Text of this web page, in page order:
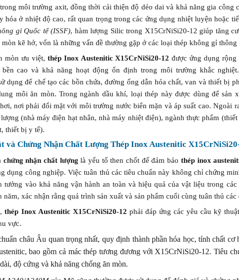
môi trường axit, đồng thời cải thiện độ dẻo dai và khả năng gia công
hóa ở nhiệt độ cao, rất quan trọng trong các ứng dụng nhiệt luyện hoặc
gỉ Quốc tế (ISSF), hàm lượng Silic trong X15CrNiSi20-12 giúp tăng
kẽ hở, vốn là những vấn đề thường gặp ở các loại thép không gỉ thông
mòn ưu việt, thép Inox Austenitic X15CrNiSi20-12 được ứng dụng rộng
cao và khả năng hoạt động ổn định trong môi trường khắc
dụng để chế tạo các bồn chứa, đường ống dẫn hóa chất, van và thiết bị
môi ăn mòn. Trong ngành dầu khí, loại thép này được dùng để sản
nơi phải đối mặt với môi trường nước biển mặn và áp suất cao. Ngoài
(nhà máy điện hạt nhân, nhà máy nhiệt điện), ngành thực phẩm
thiết bị y tế).
và Chứng Nhận Chất Lượng Thép Inox Austenitic
chứng nhận chất lượng là yếu tố then chốt để đảm bảo thép inox
dụng công nghiệp. Việc tuân thủ các tiêu chuẩn này không chỉ chứng
tưởng vào khả năng vận hành an toàn và hiệu quả của vật liệu trong
năm, xác nhận rằng quá trình sản xuất và sản phẩm cuối cùng tuân thủ
thép Inox Austenitic X15CrNiSi20-12 phải đáp ứng các yêu cầu kỹ
vực.
châu Âu quan trọng nhất, quy định thành phần hóa học, tính chất cơ
bao gồm cả mác thép tương đương với X15CrNiSi20-12. Tiêu
độ cứng và khả năng chống ăn mòn.